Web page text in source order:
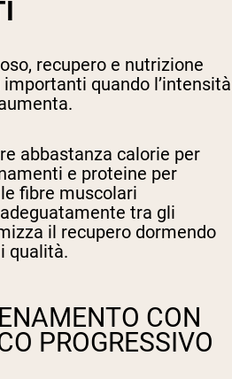
recupero e nutrizione
quando l’intensità
abbastanza calorie per
e proteine per
fibre muscolari
tra gli
il recupero dormendo
qualità.
CON
PROGRESSIVO